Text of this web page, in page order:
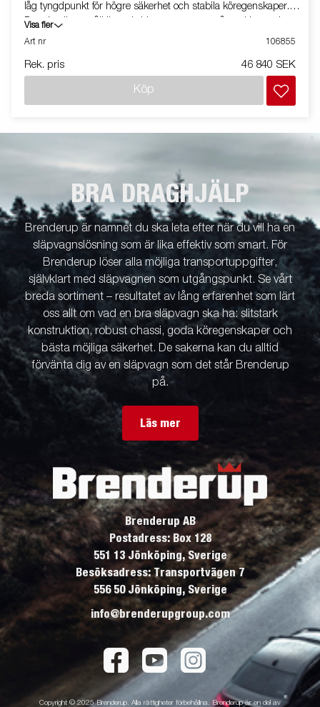
låg tyngdpunkt för högre säkerhet och stabila köregenskaper.
D-serien är ett pålitligt val vid transport av småmaskiner och
smidig vid lastning och lossning. Utrustad med tippfunktion.
Visa fler
Art nr
106855
Rek. pris 46 840 SEK
Köp
BRA DRAGHJÄLP
Brenderup är namnet du ska leta efter när du vill ha en
släpvagnslösning som är lika effektiv som smart. För
Brenderup löser alla möjliga transportuppgifter,
självklart med släpvagnen som utgångspunkt. Se vårt
breda sortiment – resultatet av lång erfarenhet som lärt
oss allt om vad en bra släpvagn ska ha: slitstark
konstruktion, robust chassi, goda köregenskaper och
bästa möjliga säkerhet. De sakerna kan du alltid
förvänta dig av en släpvagn som det står Brenderup
på.
Läs mer
Brenderup AB
Postadress: Box 128
551 13 Jönköping, Sverige
Besöksadress: Transportvägen 7
556 50 Jönköping, Sverige
info@brenderupgroup.com
Copyright © 2025 Brenderup. Alla rättigheter förbehållna. Brenderup är en del av